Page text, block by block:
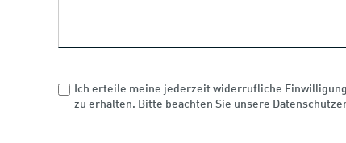
Ich erteile meine jederzeit widerrufliche
zu erhalten. Bitte beachten Sie unsere